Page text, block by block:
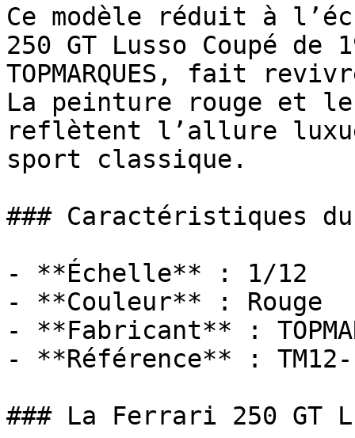
Ce modèle réduit à
250 GT Lusso Coupé
TOPMARQUES, fait
La peinture rouge et
reflètent l’allure
sport classique.
### Caractéristiques
- **Échelle** : 1/12
- **Couleur** : Rouge
- **Fabricant** :
- **Référence** : TM12-
### La Ferrari 250 GT